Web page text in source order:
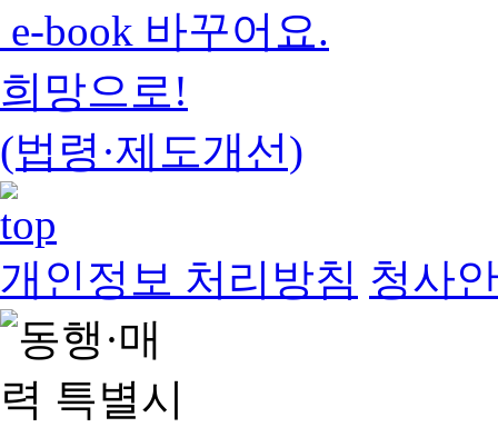
e-book 바꾸어요.
희망으로!
(법령·제도개선)
개인정보 처리방침 청사